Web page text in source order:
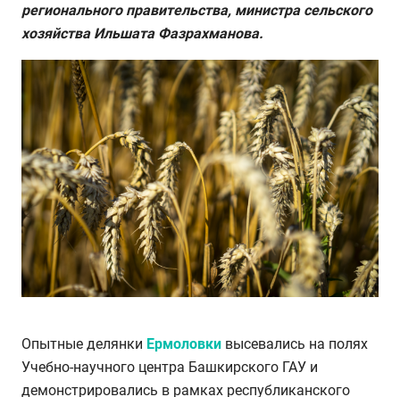
регионального правительства, министра сельского
хозяйства Ильшата Фазрахманова.
Опытные делянки Ермоловки высевались на полях
Учебно-научного центра Башкирского ГАУ и
демонстрировались в рамках республиканского